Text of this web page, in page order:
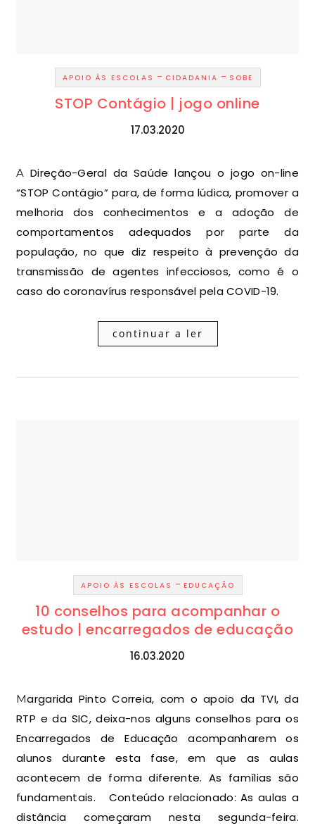
APOIO ÀS ESCOLAS - CIDADANIA - SOBE
STOP Contágio | jogo online
17.03.2020
A Direção-Geral da Saúde lançou o jogo on-line
“STOP Contágio” para, de forma lúdica, promover a
melhoria dos conhecimentos e a adoção de
comportamentos adequados por parte da
população, no que diz respeito à prevenção da
transmissão de agentes infecciosos, como é o
caso do coronavírus responsável pela COVID-19.
continuar a ler
APOIO ÀS ESCOLAS - EDUCAÇÃO
10 conselhos para acompanhar o
estudo | encarregados de educação
16.03.2020
Margarida Pinto Correia, com o apoio da TVI, da
RTP e da SIC, deixa-nos alguns conselhos para os
Encarregados de Educação acompanharem os
alunos durante esta fase, em que as aulas
acontecem de forma diferente. As famílias são
fundamentais. Conteúdo relacionado: As aulas a
distância começaram nesta segunda-feira.